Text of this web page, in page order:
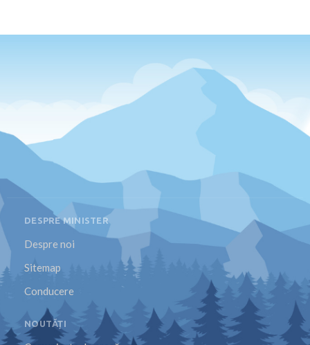
DESPRE MINISTER
Despre noi
Sitemap
Conducere
NOUTĂȚI